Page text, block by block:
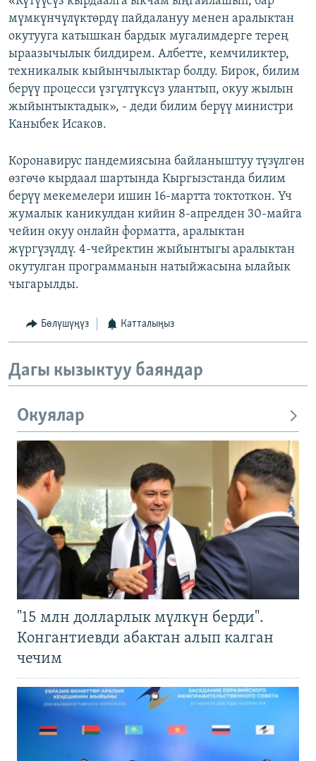
мүмкүнчүлүктөрдү пайдалануу менен аралыктан
окутууга катышкан бардык мугалимдерге терең
ыраазычылык билдирем. Албетте, кемчиликтер,
техникалык кыйынчылыктар болду. Бирок, билим
берүү процесси үзгүлтүксүз улантып, окуу жылын
жыйынтыктадык», - деди билим берүү министри
Каныбек Исаков.
Коронавирус пандемиясына байланыштуу түзүлгөн
өзгөчө кырдаал шартында Кыргызстанда билим
берүү мекемелери ишин 16-мартта токтоткон. Үч
жумалык каникулдан кийин 8-апрелден 30-майга
чейин окуу онлайн форматта, аралыктан
жүргүзүлдү. 4-чейректин жыйынтыгы аралыктан
окутулган программанын натыйжасына ылайык
чыгарылды.
Бөлүшүңүз Катталыңыз
Дагы кызыктуу баяндар
Окуялар
"15 млн долларлык мүлкүн берди".
Конгантиевди абактан алып калган
чечим